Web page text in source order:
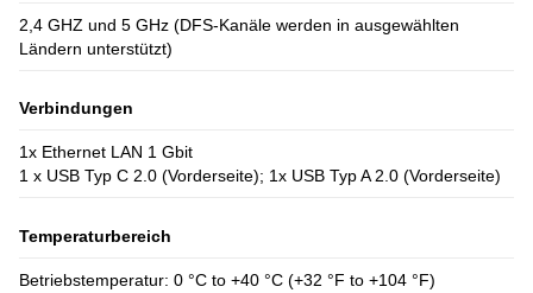
2,4 GHZ und 5 GHz (DFS-Kanäle werden in ausgewählten
Ländern unterstützt)
Verbindungen
1x Ethernet LAN 1 Gbit
1 x USB Typ C 2.0 (Vorderseite); 1x USB Typ A 2.0 (Vorderseite)
Temperaturbereich
Betriebstemperatur: 0 °C to +40 °C (+32 °F to +104 °F)